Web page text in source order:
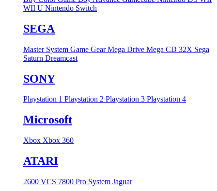
WII U Nintendo Switch
SEGA
Master System Game GearMega Drive Mega CD 32X Sega
Saturn Dreamcast
SONY
Playstation 1 Playstation 2 Playstation 3 Playstation 4
Microsoft
Xbox Xbox 360
ATARI
2600 VCS 7800 Pro System Jaguar